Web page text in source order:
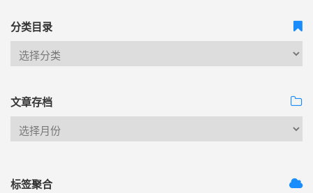
分类目录
文章存档
标签聚合